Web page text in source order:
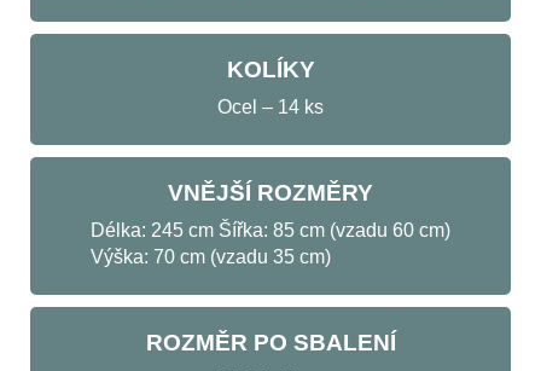
KOLÍKY
Ocel – 14 ks
VNĚJŠÍ ROZMĚRY
Délka: 245 cm Šířka: 85 cm (vzadu 60 cm)
Výška: 70 cm (vzadu 35 cm)
ROZMĚR PO SBALENÍ